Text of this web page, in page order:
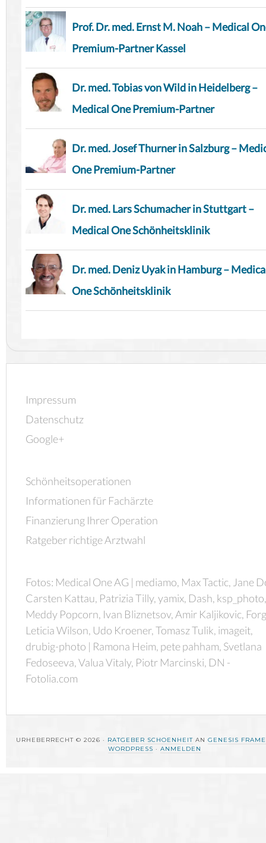
Prof. Dr. med. Ernst M. Noah – Medical
Premium-Partner Kassel
Dr. med. Tobias von Wild in Heidelberg –
Medical One Premium-Partner
Dr. med. Josef Thurner in Salzburg –
One Premium-Partner
Dr. med. Lars Schumacher in Stuttgart –
Medical One Schönheitsklinik
Dr. med. Deniz Uyak in Hamburg –
One Schönheitsklinik
Impressum
Datenschutz
Google+
Schönheitsoperationen
Informationen für Fachärzte
Finanzierung Ihrer Operation
Ratgeber richtige Arztwahl
Fotos: Medical One AG | mediamo, Max Tactic, Jane
Carsten Kattau, Patrizia Tilly, yamix, Dash, ksp_photo,
Meddy Popcorn, Ivan Bliznetsov, Amir Kaljikovic,
Leticia Wilson, Udo Kroener, Tomasz Tulik, imageit,
drubig-photo | Ramona Heim, pete pahham, Svetlana
Fedoseeva, Valua Vitaly, Piotr Marcinski, DN -
Fotolia.com
URHEBERRECHT © 2026 · RATGEBER SCHOENHEIT AN GENESIS
WORDPRESS · ANMELDEN